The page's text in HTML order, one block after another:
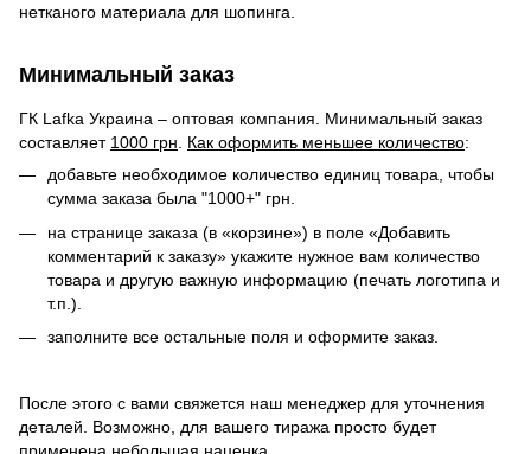
нетканого материала для шопинга.
Минимальный заказ
ГК Lafka Украина – оптовая компания. Минимальный заказ
составляет 1000 грн. Как оформить меньшее количество:
добавьте необходимое количество единиц товара, чтобы
сумма заказа была "1000+" грн.
на странице заказа (в «корзине») в поле «Добавить
комментарий к заказу» укажите нужное вам количество
товара и другую важную информацию (печать логотипа и
т.п.).
заполните все остальные поля и оформите заказ.
После этого с вами свяжется наш менеджер для уточнения
деталей. Возможно, для вашего тиража просто будет
применена небольшая наценка.